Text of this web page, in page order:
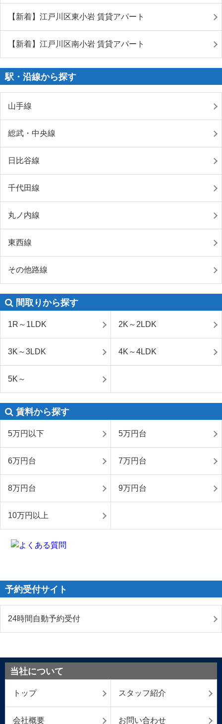
【新着】江戸川区東小岩 賃貸アパート
【新着】江戸川区南小岩 賃貸アパート
駅・沿線から探す
山手線
総武・中央線
日比谷線
千代田線
丸ノ内線
東西線
その他路線
間取りから探す
1R～1LDK 2K～2LDK
3K～3LDK 4K～4LDK
5K～
賃料から探す
5万円以下 5万円台
6万円台 7万円台
8万円台 9万円台
10万円以上
予約受付サイト
24時間自動予約受付
当社について
トップ スタッフ紹介
会社概要 お問い合わせ